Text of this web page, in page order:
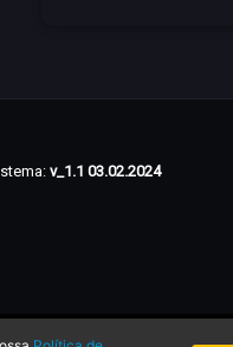
v_1.1 03.02.2024